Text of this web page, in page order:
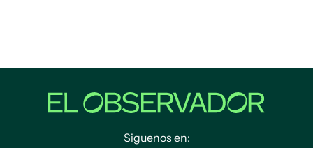
Siguenos en: